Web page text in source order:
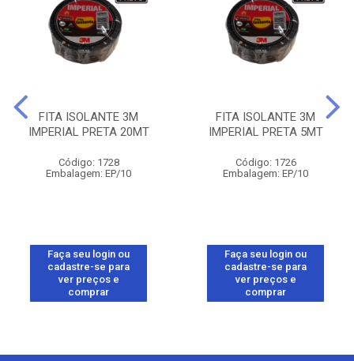
FITA ISOLANTE 3M
IMPERIAL PRETA 20MT
Código: 1728
Embalagem: EP/10
Faça seu login ou
cadastre-se para
ver preços e
comprar
FITA ISOLANTE 3M
IMPERIAL PRETA 5MT
Código: 1726
Embalagem: EP/10
Faça seu login ou
cadastre-se para
ver preços e
comprar